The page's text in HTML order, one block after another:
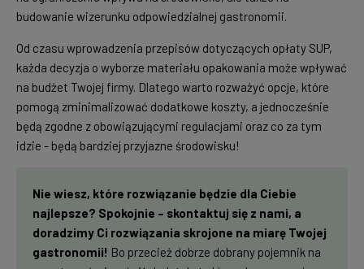
budowanie wizerunku odpowiedzialnej gastronomii.
Od czasu wprowadzenia przepisów dotyczących opłaty SUP,
każda decyzja o wyborze materiału opakowania może wpływać
na budżet Twojej firmy. Dlatego warto rozważyć opcje, które
pomogą zminimalizować dodatkowe koszty, a jednocześnie
będą zgodne z obowiązującymi regulacjami oraz co za tym
idzie - będą bardziej przyjazne środowisku!
Nie wiesz, które rozwiązanie będzie dla Ciebie
najlepsze? Spokojnie – skontaktuj się z nami, a
doradzimy Ci rozwiązania skrojone na miarę Twojej
gastronomii! Bo przecież dobrze dobrany pojemnik na